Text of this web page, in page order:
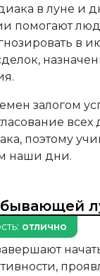
в луне и
помогают
в
залогом
поэтому
наши дни.
отлично